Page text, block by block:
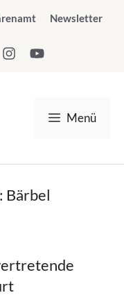
Newsletter
Menü
Bärbel